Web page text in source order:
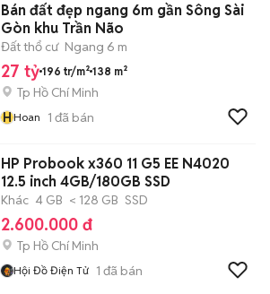
Bán đất đẹp ngang 6m gần Sông Sài
Gòn khu Trần Não
Đất thổ cư Ngang 6 m
27 tỷ 196 tr/m² 138 m²
Tp Hồ Chí Minh
HHoan 1 đã bán
HP Probook x360 11 G5 EE N4020
12.5 inch 4GB/180GB SSD
Khác 4 GB < 128 GB SSD
2.600.000 đ
Tp Hồ Chí Minh
Hội Đồ Điện Tử 1 đã bán